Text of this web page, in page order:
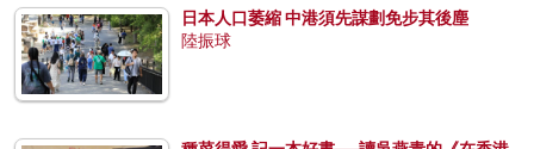
日本人口萎縮 中港須先謀劃免步其後塵
陸振球